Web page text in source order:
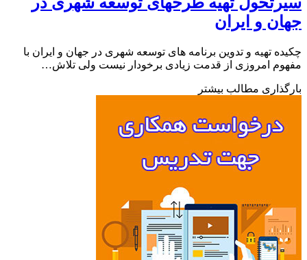
و ایران
تهیه و تدوین برنامه های توسعه شهری در جهان و ایران با
امروزی از قدمت زیادی برخودار نیست ولی تلاش…
مطالب بیشتر